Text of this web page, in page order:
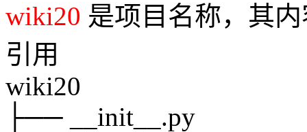
wiki20 是项目名称，其
引用
wiki20
├── __init__.py